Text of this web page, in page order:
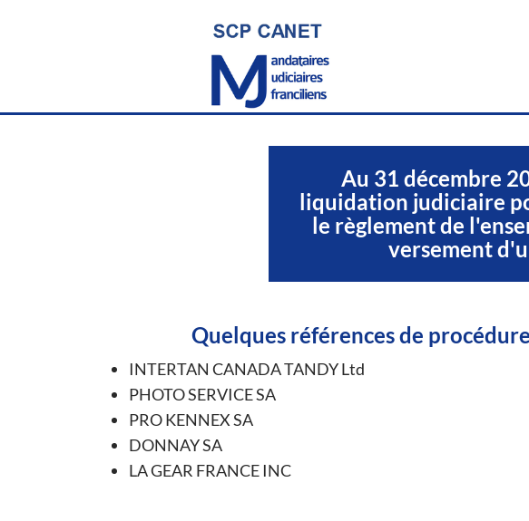
Au 31 décembre
liquidation judiciaire
le règlement de
versement
Quelques références de
INTERTAN CANADA TANDY Ltd
PHOTO SERVICE SA
PRO KENNEX SA
DONNAY SA
LA GEAR FRANCE INC